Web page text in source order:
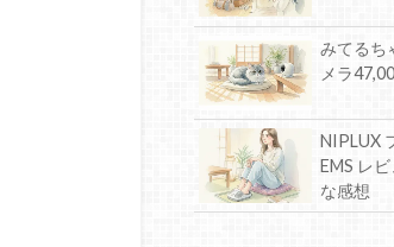
みてるち
メラ
NIPLUX
EMS レ
な感想